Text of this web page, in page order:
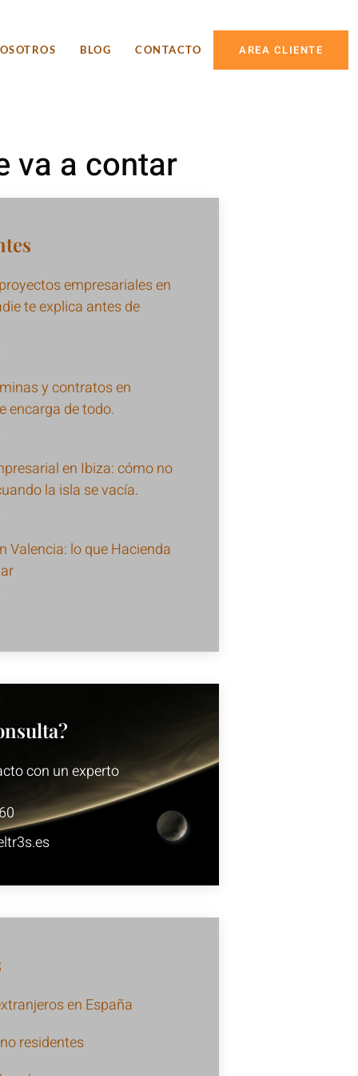
BLOG CONTACTO AREA CLIENTE
va a contar
empresariales en
te explica antes de
y contratos en
encarga de todo.
en Ibiza: cómo no
la isla se vacía.
Valencia: lo que Hacienda
con un experto
en España
residentes